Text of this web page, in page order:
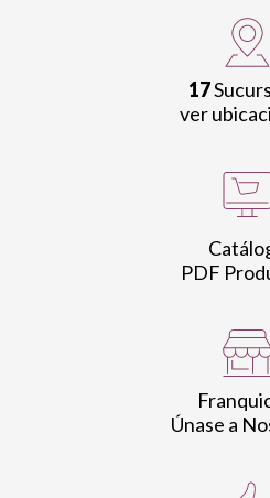
17
ver
PDF
Únase a